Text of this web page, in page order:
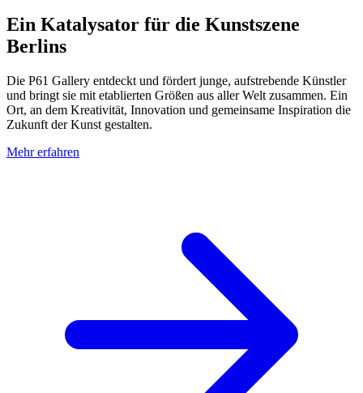
Ein Katalysator für die Kunstszene
Berlins
Die P61 Gallery entdeckt und fördert junge, aufstrebende Künstler
und bringt sie mit etablierten Größen aus aller Welt zusammen. Ein
Ort, an dem Kreativität, Innovation und gemeinsame Inspiration die
Zukunft der Kunst gestalten.
Mehr erfahren